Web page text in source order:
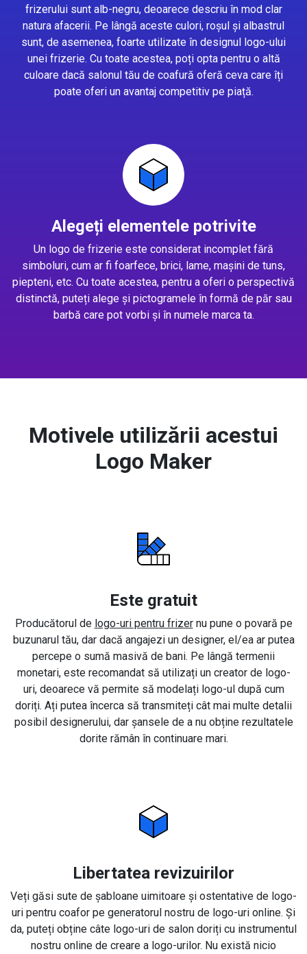
frizerului sunt alb-negru, deoarece descriu în mod clar
natura afacerii. Pe lângă aceste culori, roșul și albastrul
sunt, de asemenea, foarte utilizate în designul logo-ului
unei frizerie. Cu toate acestea, poți opta pentru o altă
culoare dacă salonul tău de coafură oferă ceva care îți
poate oferi un avantaj competitiv pe piață.
Alegeți elementele potrivite
Un logo de frizerie este considerat incomplet fără
simboluri, cum ar fi foarfece, brici, lame, mașini de tuns,
piepteni, etc. Cu toate acestea, pentru a oferi o perspectivă
distinctă, puteți alege și pictogramele în formă de păr sau
barbă care pot vorbi și în numele marca ta.
Motivele utilizării acestui
Logo Maker
Este gratuit
Producătorul de logo-uri pentru frizernu pune o povară pe
buzunarul tău, dar dacă angajezi un designer, el/ea ar putea
percepe o sumă masivă de bani. Pe lângă termenii
monetari, este recomandat să utilizați un creator de logo-
uri, deoarece vă permite să modelați logo-ul după cum
doriți. Ați putea încerca să transmiteți cât mai multe detalii
posibil designerului, dar șansele de a nu obține rezultatele
dorite rămân în continuare mari.
Libertatea revizuirilor
Veți găsi sute de șabloane uimitoare și ostentative de logo-
uri pentru coafor pe generatorul nostru de logo-uri online. Și
da, puteți obține câte logo-uri de salon doriți cu instrumentul
nostru online de creare a logo-urilor. Nu există nicio